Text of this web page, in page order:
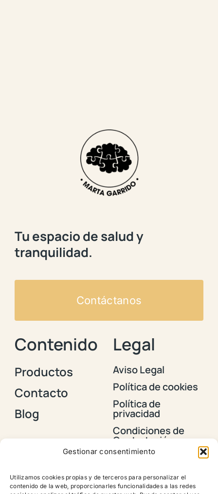
Gestionar consentimiento
Utilizamos cookies propias y de terceros para personalizar el
contenido de la web, proporcionarles funcionalidades a las redes
Tu espacio de salud y
tranquilidad.
Contáctanos
Contenido
Productos
Contacto
Blog
Legal
Aviso Legal
Política de cookies
Política de
privacidad
Condiciones de
Contratación y
Envios
devoluciones,
reembolsos y